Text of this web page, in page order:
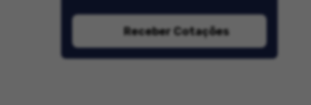
Receber Cotações